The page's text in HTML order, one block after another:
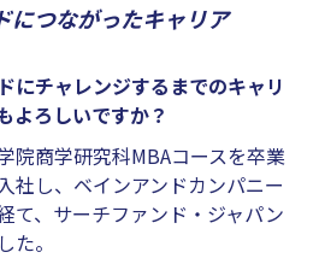
につながったキャリア
にチャレンジするまでのキャリ
よろしいですか？
院商学研究科MBAコースを卒業
社し、ベインアンドカンパニー
て、サーチファンド・ジャパン
た。